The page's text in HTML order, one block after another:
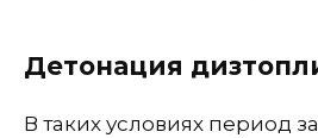
Детонация
В таких условиях период